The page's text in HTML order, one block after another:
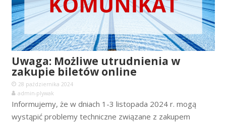
Uwaga: Możliwe utrudnienia w
zakupie biletów online
28 października 2024
admin-plywak
Informujemy, że w dniach 1-3 listopada 2024 r. mogą
wystąpić problemy techniczne związane z zakupem